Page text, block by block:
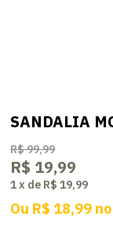
SANDALIA
R$ 99,99
R$ 19,99
1x de R$ 19,99
Ou R$ 18,99 no